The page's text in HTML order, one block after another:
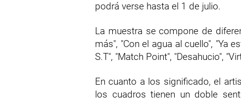
podrá verse hasta el 1 de julio.
La muestra se compone de
más", "Con el agua al cuello", "Ya
S.T", "Match Point", "Desahucio",
En cuanto a los significado, el
los cuadros tienen un doble